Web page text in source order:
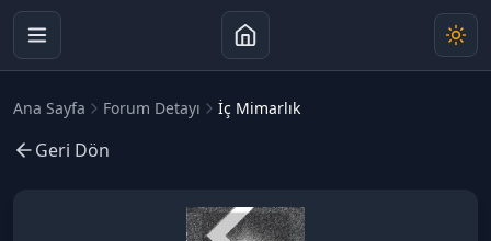
Ana Sayfa Forum Detayı İç Mimarlık
Geri Dön